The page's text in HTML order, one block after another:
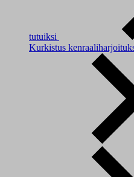
tutuiksi
Kurkistus